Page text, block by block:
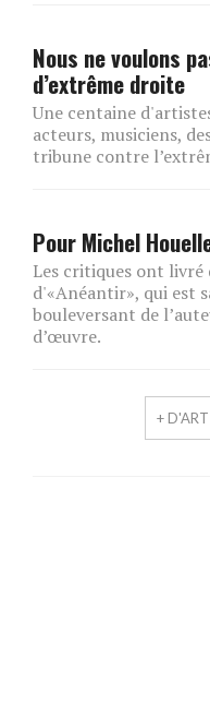
Nous ne voulons
d’extrême droite
Une centaine
acteurs, musiciens,
tribune contre
Pour Michel
Les critiques ont livré
d'«Anéantir», qui est
bouleversant de
d’œuvre.
+